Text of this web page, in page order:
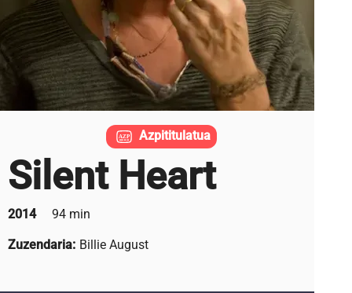
Silent Heart
2014 94 min
Zuzendaria: Billie August
Azpititulatua